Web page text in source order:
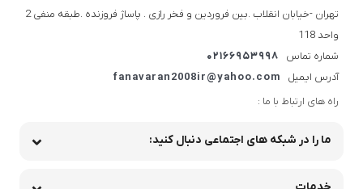
تهران -خیابان انقلاب .بین فروردین و فخر رازی . پاساژ فروزنده .طبقه منفی 2
واحد 118
شماره تماس
02166953998
آدرس ایمیل
fanavaran2008ir@yahoo.com
راه های ارتباط با ما :
ما را در شبکه های اجتماعی دنبال کنید: